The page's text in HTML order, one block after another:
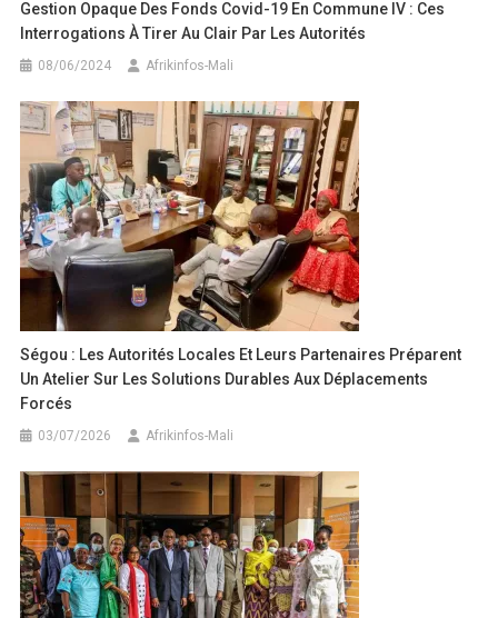
Gestion Opaque Des Fonds Covid-19 En Commune IV : Ces
Interrogations À Tirer Au Clair Par Les Autorités
08/06/2024 Afrikinfos-Mali
Ségou : Les Autorités Locales Et Leurs Partenaires Préparent
Un Atelier Sur Les Solutions Durables Aux Déplacements
Forcés
03/07/2026 Afrikinfos-Mali